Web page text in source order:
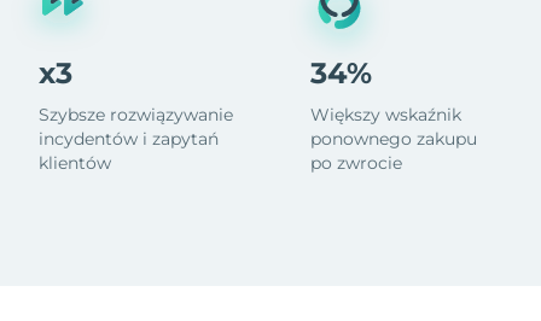
x3
Szybsze rozwiązywanie
incydentów i zapytań
klientów
34%
Większy wskaźnik
ponownego zakupu
po zwrocie